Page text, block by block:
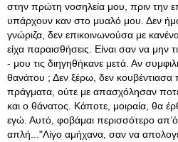
στην πρώτη νοσηλεία μου, πριν την
υπάρχουν καν στο μυαλό μου. Δεν
γνώριζα, δεν επικοινωνούσα με
είχα παραισθήσεις. Είναι σαν να μην
- μου τις διηγηθήκανε μετά. Αν
θανάτου ; Δεν ξέρω, δεν κουβέντιασα
πράγματα, ούτε με απασχόλησαν
και ο θάνατος. Κάποτε, μοιραία, θα
εγώ. Αυτό, φοβάμαι περισσότερο
απλή..."Λίγο αμήχανα, σαν να